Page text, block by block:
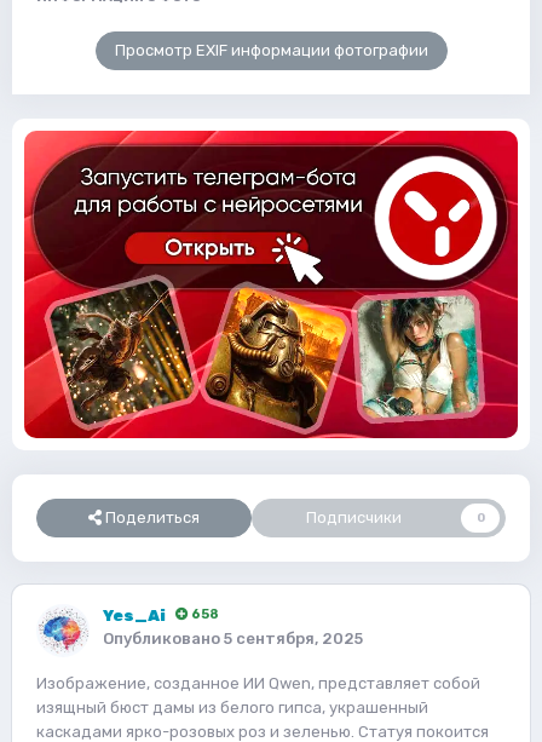
Просмотр EXIF информации фотографии
Поделиться Подписчики 0
Yes_Ai 658
Опубликовано 5 сентября, 2025
Изображение, созданное ИИ Qwen, представляет собой
изящный бюст дамы из белого гипса, украшенный
каскадами ярко-розовых роз и зеленью. Статуя покоится